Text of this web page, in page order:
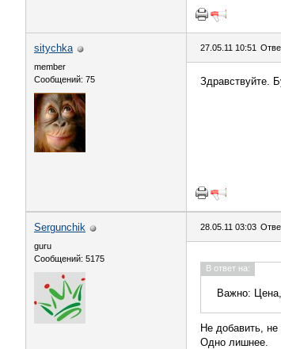
sitychka
member
Сообщений: 75
27.05.11 10:51
Здравствуйте.
Sergunchik
guru
Сообщений: 5175
28.05.11 03:03
В ответ на:
Важно:
Не добавить, не
Одно лишнее.